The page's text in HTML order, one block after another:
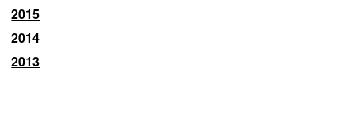
2015
2014
2013